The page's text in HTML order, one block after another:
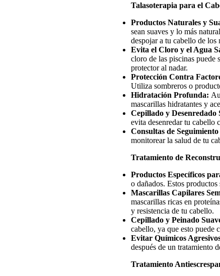
Talasoterapia para el
Productos Naturales y
sean suaves y lo más
despojar a tu cabello de los
Evita el Cloro y el Agua
cloro de las piscinas puede
protector al nadar.
Protección Contra
Utiliza sombreros o
Hidratación Profunda:
mascarillas hidratantes y
Cepillado y Desenredado
evita desenredar tu cabello
Consultas de
monitorear la salud de tu
Tratamiento de
Productos Específicos
o dañados. Estos
Mascarillas Capilares
mascarillas ricas en
y resistencia de tu cabello.
Cepillado y Peinado
cabello, ya que esto puede
Evitar Químicos
después de un tratamiento
Tratamiento